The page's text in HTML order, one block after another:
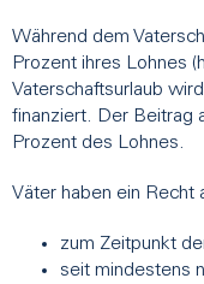
Während dem
Prozent ihres Lohnes
Vaterschaftsurlaub
finanziert. Der Beitrag
Prozent des Lohnes.
Väter haben ein Recht
zum Zeitpunkt
seit mindestens